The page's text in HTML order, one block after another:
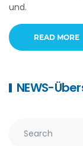
und.
READ MORE
NEWS-